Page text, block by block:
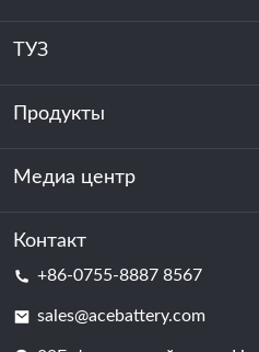
ТУЗ
О нас
устойчивость
Продукты
Хранение энергии
Центр обработки данных и
Медиа центр
Новости
Контакт
+86-0755-8887 8567
sales@acebattery.com